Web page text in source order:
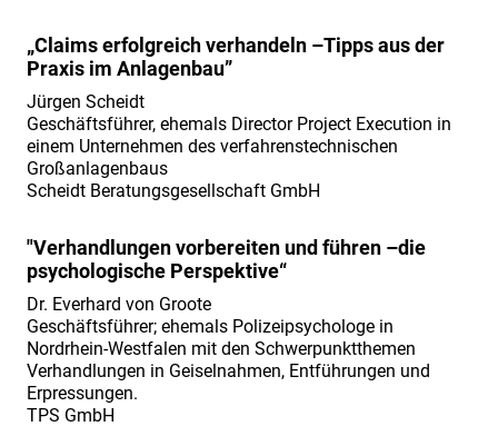
„Claims erfolgreich verhandeln –Tipps aus der
Praxis im Anlagenbau”
Jürgen Scheidt
Geschäftsführer, ehemals Director Project Execution in
einem Unternehmen des verfahrenstechnischen
Großanlagenbaus
Scheidt Beratungsgesellschaft GmbH
"Verhandlungen vorbereiten und führen –die
psychologische Perspektive“
Dr. Everhard von Groote
Geschäftsführer; ehemals Polizeipsychologe in
Nordrhein-Westfalen mit den Schwerpunktthemen
Verhandlungen in Geiselnahmen, Entführungen und
Erpressungen.
TPS GmbH
Management“
am
02./
03.07.2019".
Vorstellung
Fachreferent
Jürgen
Scheidt
Fachtagung
„Industriefokus
2019:
Contract